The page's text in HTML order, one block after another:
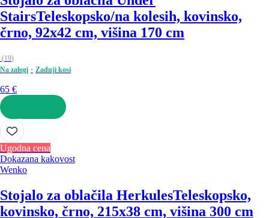
StairsTeleskopsko/na kolesih, kovinsko,
črno, 92x42 cm, višina 170 cm
(19)
Na zalogi
Zadnji kosi
65 €
V KOŠARICO
Ugodna cena
Dokazana kakovost
Wenko
Stojalo za oblačila HerkulesTeleskopsko,
kovinsko, črno, 215x38 cm, višina 300 cm